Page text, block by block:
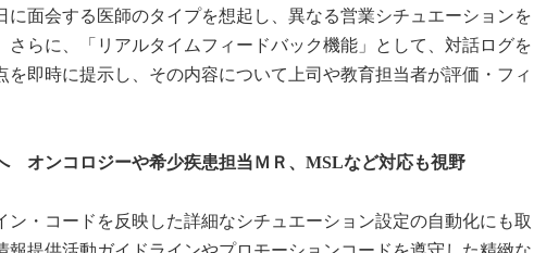
に面会する医師のタイプを想起し、異なる営業シチュエーションを
らに、「リアルタイムフィードバック機能」として、対話ログを
即時に提示し、その内容について上司や教育担当者が評価・フィ
オンコロジーや希少疾患担当ＭＲ、MSLなど対応も視野
ン・コードを反映した詳細なシチュエーション設定の自動化にも取